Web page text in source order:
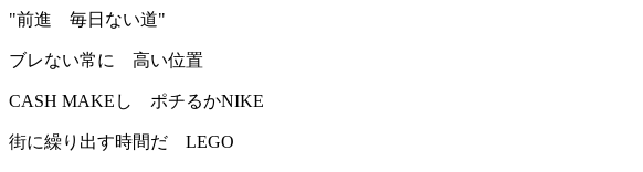
"前進 毎日ない道"
ブレない常に 高い位置
CASH MAKEし ポチるかNIKE
街に繰り出す時間だ LEGO